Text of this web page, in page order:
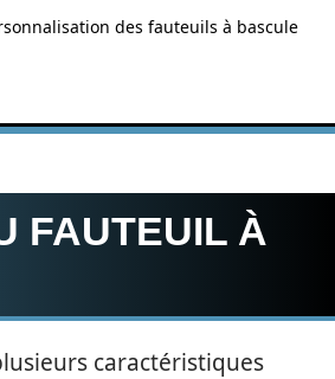
des fauteuils à bascule
FAUTEUIL À
caractéristiques